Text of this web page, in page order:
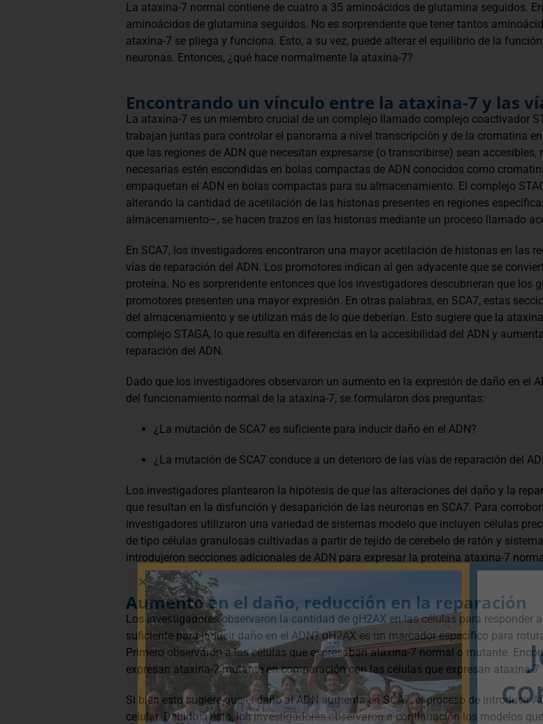
La ataxina-7 normal contiene de cuatro a 35 aminoácidos de glutamina seguidos.
aminoácidos de glutamina seguidos. No es sorprendente que tener tantos
ataxina-7 se pliega y funciona. Esto, a su vez, puede alterar el equilibrio de la
neuronas. Entonces, ¿qué hace normalmente la ataxina-7?
Encontrando un vínculo entre la ataxina-7 y las
La ataxina-7 es un miembro crucial de un complejo llamado complejo coactivador
trabajan juntas para controlar el panorama a nivel transcripción y de la cromatina
que las regiones de ADN que necesitan expresarse (o transcribirse) sean
necesarias estén escondidas en bolas compactas de ADN conocidos como
empaquetan el ADN en bolas compactas para su almacenamiento. El complejo
alterando la cantidad de acetilación de las histonas presentes en regiones
almacenamiento–, se hacen trazos en las histonas mediante un proceso llamado
En SCA7, los investigadores encontraron una mayor acetilación de histonas en las
vías de reparación del ADN. Los promotores indican al gen adyacente que se
proteína. No es sorprendente entonces que los investigadores descubrieran que los
promotores presenten una mayor expresión. En otras palabras, en SCA7, estas
del almacenamiento y se utilizan más de lo que deberían. Esto sugiere que la
complejo STAGA, lo que resulta en diferencias en la accesibilidad del ADN y
reparación del ADN.
Dado que los investigadores observaron un aumento en la expresión de daño en el
del funcionamiento normal de la ataxina-7, se formularon dos preguntas:
¿La mutación de SCA7 es suficiente para inducir daño en el ADN?
¿La mutación de SCA7 conduce a un deterioro de las vías de reparación del
Los investigadores plantearon la hipótesis de que las alteraciones del daño y la
que resultan en la disfunción y desaparición de las neuronas en SCA7. Para
investigadores utilizaron una variedad de sistemas modelo que incluyen células
de tipo células granulosas cultivadas a partir de tejido de cerebelo de ratón y
introdujeron secciones adicionales de ADN para expresar la proteína ataxina-7
Aumento en el daño, reducción en la reparación
Los investigadores observaron la cantidad de gH2AX en las células para responder
suficiente para inducir daño en el ADN? gH2AX es un marcador específico para
Primero observaron a las células que expresaban ataxina-7 normal o mutante.
expresan ataxina-7 mutante en comparación con las células que expresan ataxina-
Si bien esto sugiere que el daño al ADN aumenta en SCA7, el proceso de introducir
celular. Debido a esto, los investigadores observaron a continuación los modelos